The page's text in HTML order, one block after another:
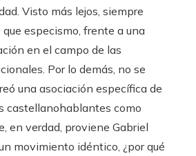
Visto más lejos, siempre
especismo, frente a una
en el campo de las
Por lo demás, no se
una asociación específica de
castellanohablantes como
en verdad, proviene Gabriel
movimiento idéntico, ¿por qué